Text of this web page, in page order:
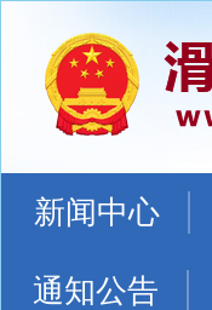
新闻中心
通知公告